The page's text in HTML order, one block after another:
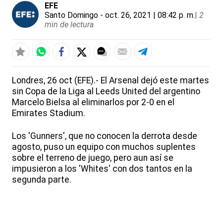
EFE
Santo Domingo - oct. 26, 2021 | 08:42 p. m.| 2
min de lectura
Londres, 26 oct (EFE).- El Arsenal dejó este martes
sin Copa de la Liga al Leeds United del argentino
Marcelo Bielsa al eliminarlos por 2-0 en el
Emirates Stadium.
Los 'Gunners', que no conocen la derrota desde
agosto, puso un equipo con muchos suplentes
sobre el terreno de juego, pero aun así se
impusieron a los 'Whites' con dos tantos en la
segunda parte.